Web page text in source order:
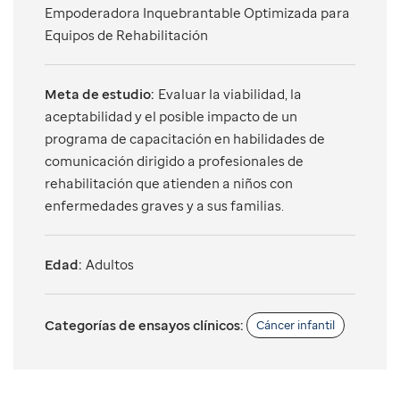
Empoderadora Inquebrantable Optimizada para
Equipos de Rehabilitación
Meta de estudio: Evaluar la viabilidad, la
aceptabilidad y el posible impacto de un
programa de capacitación en habilidades de
comunicación dirigido a profesionales de
rehabilitación que atienden a niños con
enfermedades graves y a sus familias.
Edad: Adultos
Categorías de ensayos clínicos: Cáncer infantil